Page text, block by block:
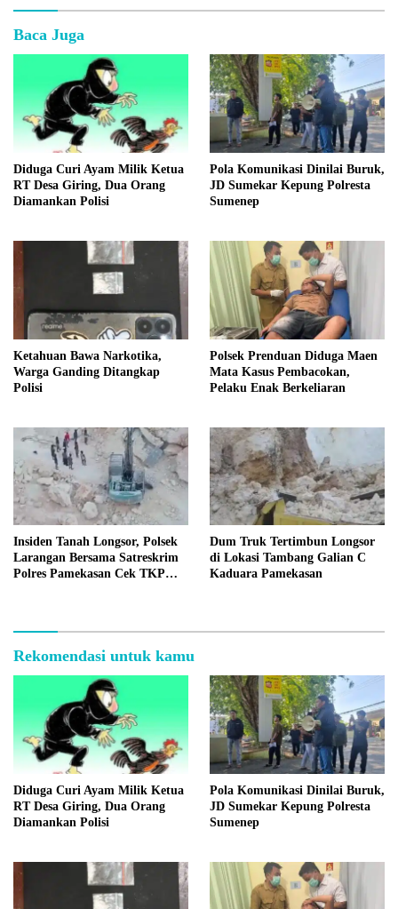
Baca Juga
Diduga Curi Ayam Milik Ketua
RT Desa Giring, Dua Orang
Diamankan Polisi
Pola Komunikasi Dinilai Buruk,
JD Sumekar Kepung Polresta
Sumenep
Ketahuan Bawa Narkotika,
Warga Ganding Ditangkap
Polisi
Polsek Prenduan Diduga Maen
Mata Kasus Pembacokan,
Pelaku Enak Berkeliaran
Insiden Tanah Longsor, Polsek
Larangan Bersama Satreskrim
Polres Pamekasan Cek TKP
Dum Truk Tertimbun Longsor
di Lokasi Tambang Galian C
Kaduara Pamekasan
Rekomendasi untuk kamu
Diduga Curi Ayam Milik Ketua
RT Desa Giring, Dua Orang
Diamankan Polisi
Pola Komunikasi Dinilai Buruk,
JD Sumekar Kepung Polresta
Sumenep